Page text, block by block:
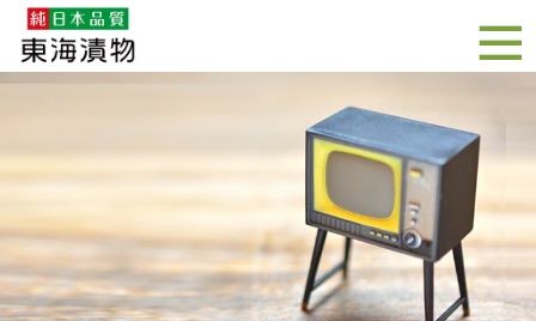
企業・採用情報 社会貢献 品質保証